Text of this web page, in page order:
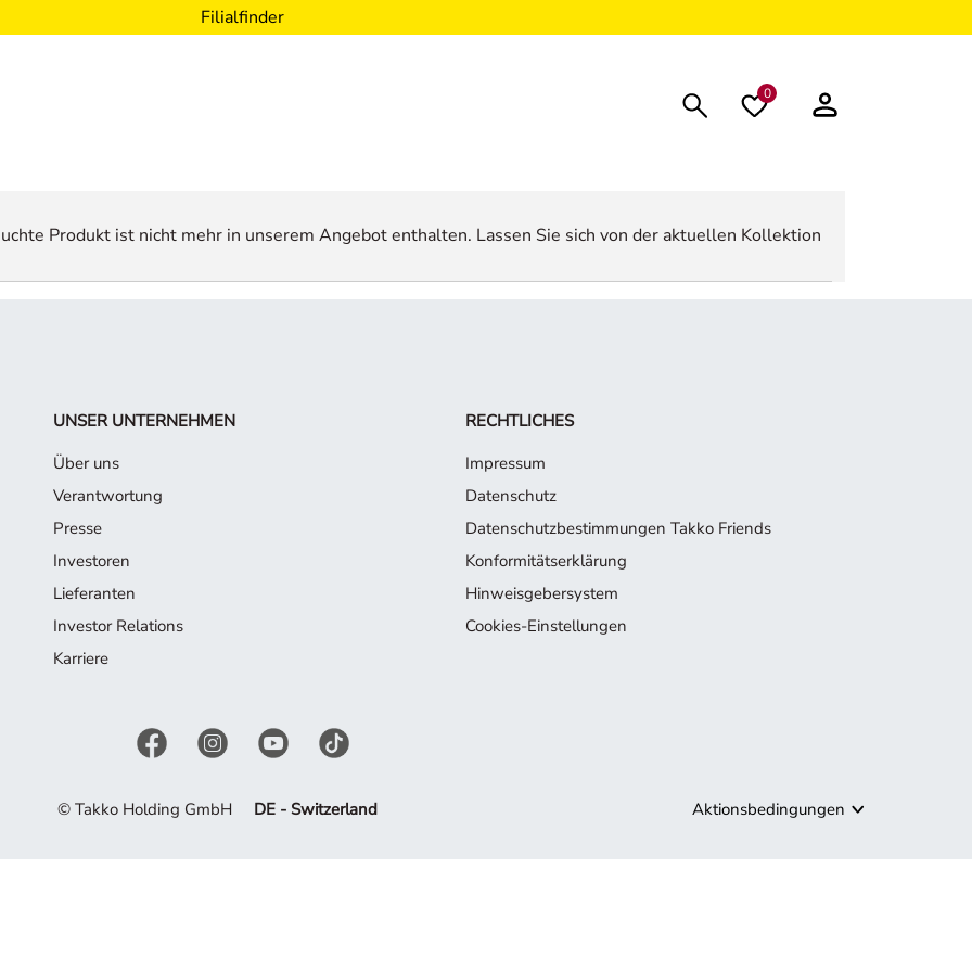
Filialfinder
0
Produkt ist nicht mehr in unserem Angebot enthalten. Lassen Sie sich von der aktuellen Kollektion
UNSER UNTERNEHMEN
Über uns
Verantwortung
Presse
Investoren
Lieferanten
Investor Relations
Karriere
RECHTLICHES
Impressum
Datenschutz
Datenschutzbestimmungen Takko Friends
Konformitätserklärung
Hinweisgebersystem
Cookies-Einstellungen
© Takko Holding GmbH DE - Switzerland Aktionsbedingungen